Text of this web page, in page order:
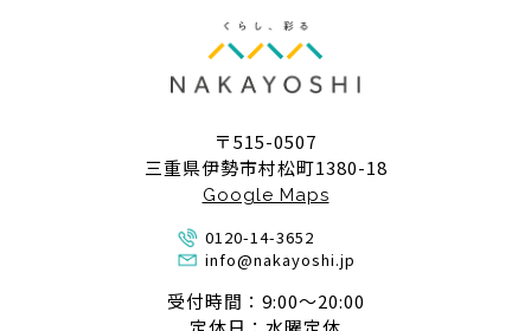
〒515-0507
三重県伊勢市村松町1380-18
Google Maps
0120-14-3652
info@nakayoshi.jp
受付時間：9:00〜20:00